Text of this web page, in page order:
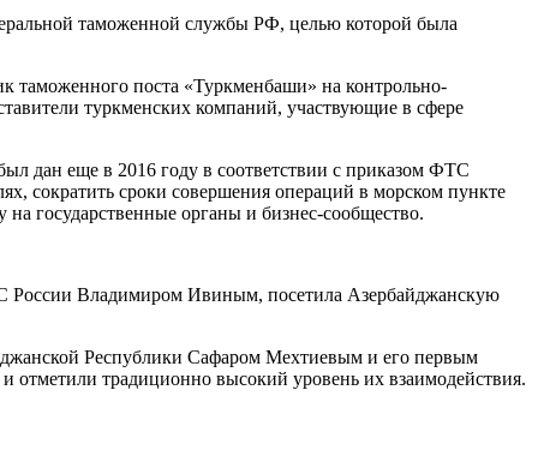
таможенной службы РФ, целью которой была
таможенного поста «Туркменбаши» на контрольно-
туркменских компаний, участвующие в сфере
дан еще в 2016 году в соответствии с приказом ФТС
сократить сроки совершения операций в морском пункте
государственные органы и бизнес-сообщество.
России Владимиром Ивиным, посетила Азербайджанскую
Республики Сафаром Мехтиевым и его первым
отметили традиционно высокий уровень их взаимодействия.